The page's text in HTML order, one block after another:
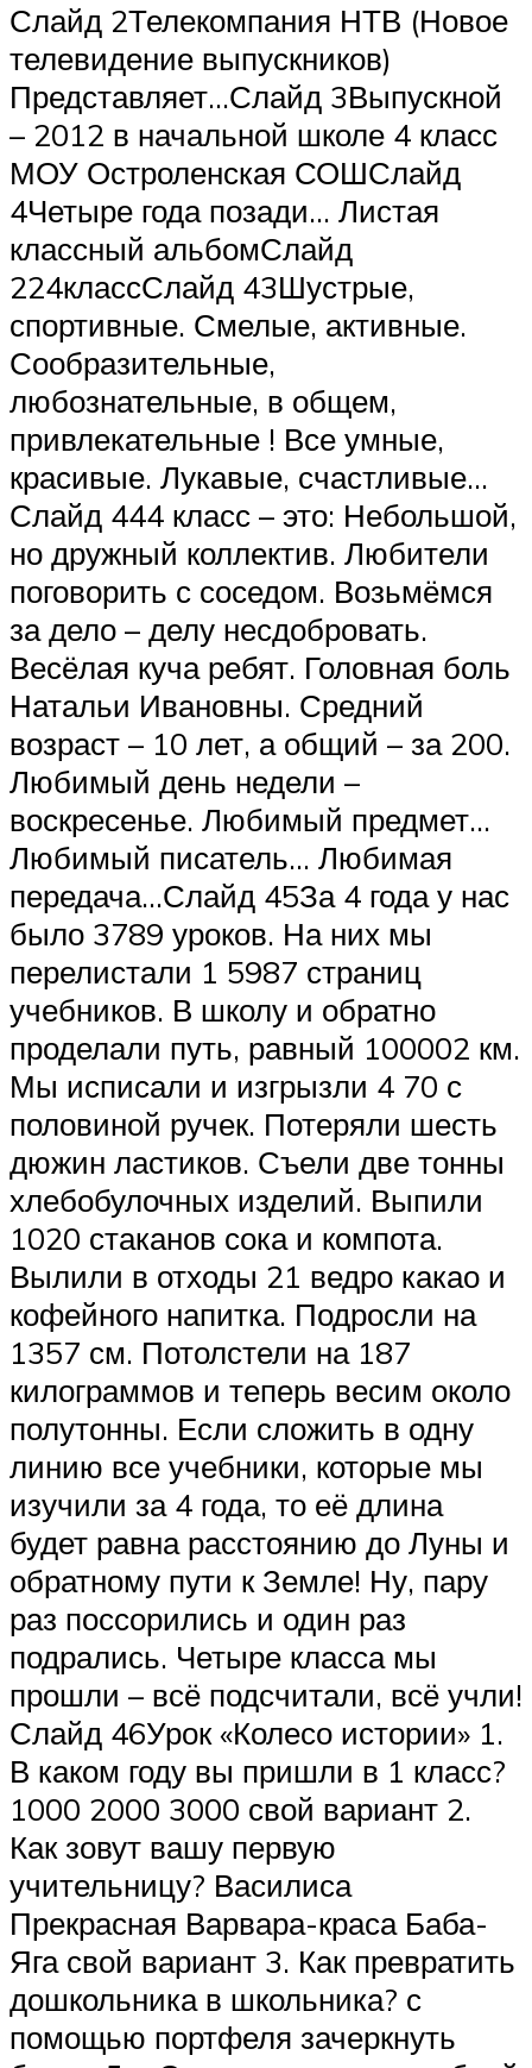
Слайд 2Телекомпания НТВ (Новое
телевидение выпускников)
Представляет…Слайд 3Выпускной
– 2012 в начальной школе 4 класс
МОУ Остроленская СОШСлайд
4Четыре года позади… Листая
классный альбомСлайд
224классСлайд 43Шустрые,
спортивные. Смелые, активные.
Сообразительные,
любознательные, в общем,
привлекательные ! Все умные,
красивые. Лукавые, счастливые…
Слайд 444 класс – это: Небольшой,
но дружный коллектив. Любители
поговорить с соседом. Возьмёмся
за дело – делу несдобровать.
Весёлая куча ребят. Головная боль
Натальи Ивановны. Средний
возраст – 10 лет, а общий – за 200.
Любимый день недели –
воскресенье. Любимый предмет…
Любимый писатель… Любимая
передача…Слайд 45За 4 года у нас
было 3789 уроков. На них мы
перелистали 1 5987 страниц
учебников. В школу и обратно
проделали путь, равный 100002 км.
Мы исписали и изгрызли 4 70 с
половиной ручек. Потеряли шесть
дюжин ластиков. Съели две тонны
хлебобулочных изделий. Выпили
1020 стаканов сока и компота.
Вылили в отходы 21 ведро какао и
кофейного напитка. Подросли на
1357 см. Потолстели на 187
килограммов и теперь весим около
полутонны. Если сложить в одну
линию все учебники, которые мы
изучили за 4 года, то её длина
будет равна расстоянию до Луны и
обратному пути к Земле! Ну, пару
раз поссорились и один раз
подрались. Четыре класса мы
прошли – всё подсчитали, всё учли!
Слайд 46Урок «Колесо истории» 1.
В каком году вы пришли в 1 класс?
1000 2000 3000 свой вариант 2.
Как зовут вашу первую
учительницу? Василиса
Прекрасная Варвара-краса Баба-
Яга свой вариант 3. Как превратить
дошкольника в школьника? с
помощью портфеля зачеркнуть